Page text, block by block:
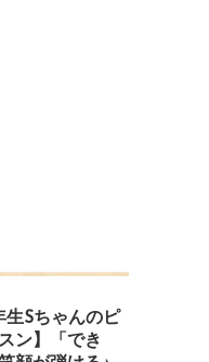
生Sちゃんのピ
ン】「でき